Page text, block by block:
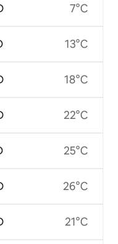
7°C
13°C
18°C
22°C
25°C
26°C
21°C